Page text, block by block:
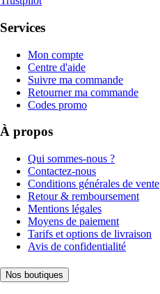
Services
Mon compte
Centre d'aide
Suivre ma commande
Retourner ma commande
Codes promo
À propos
Qui sommes-nous ?
Contactez-nous
Conditions générales de vente
Retour & remboursement
Mentions légales
Moyens de paiement
Tarifs et options de livraison
Avis de confidentialité
Nos boutiques